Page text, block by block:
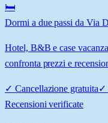
🛏️
Dormi a due passi da Via
Hotel, B&B e case
confronta prezzi e
✓ Cancellazione gratuita✓
Recensioni verificate